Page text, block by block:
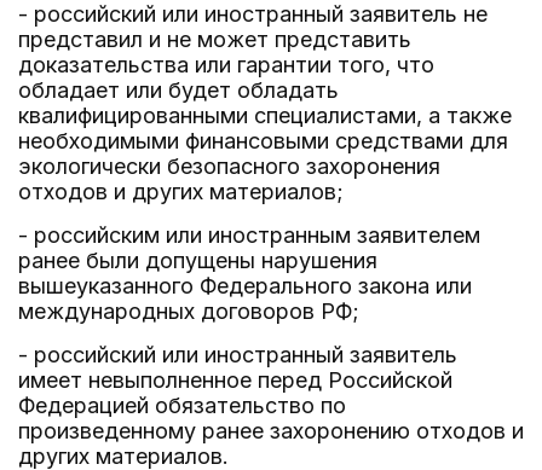
- российский или иностранный заявитель не
представил и не может представить
доказательства или гарантии того, что
обладает или будет обладать
квалифицированными специалистами, а также
необходимыми финансовыми средствами для
экологически безопасного захоронения
отходов и других материалов;
- российским или иностранным заявителем
ранее были допущены нарушения
вышеуказанного Федерального закона или
международных договоров РФ;
- российский или иностранный заявитель
имеет невыполненное перед Российской
Федерацией обязательство по
произведенному ранее захоронению отходов и
других материалов.